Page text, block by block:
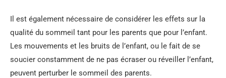
Il est également nécessaire de considérer les effets sur la
qualité du sommeil tant pour les parents que pour l’enfant.
Les mouvements et les bruits de l’enfant, ou le fait de se
soucier constamment de ne pas écraser ou réveiller l’enfant,
peuvent perturber le sommeil des parents.